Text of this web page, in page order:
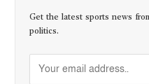
Get the latest sports news
politics.